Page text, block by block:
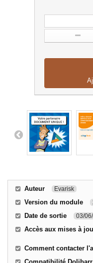
Auteur Evarisk
Version du module
Date de sortie 03/
Accès aux mises à
Comment contacter